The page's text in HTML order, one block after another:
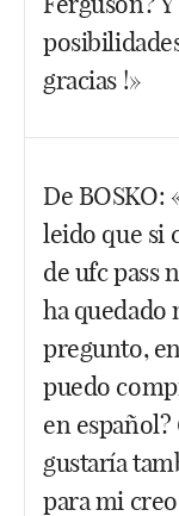
gracias !»
Jejeje.
preocupa por
sus combates
el culo. Espero
pelear con el
cuanto a
2014 cuando
fácil pero la
Es evidente
completo que
De BOSKO:
leido que si
de ufc pass
ha quedado
pregunto,
puedo
en
gustaría
para mi